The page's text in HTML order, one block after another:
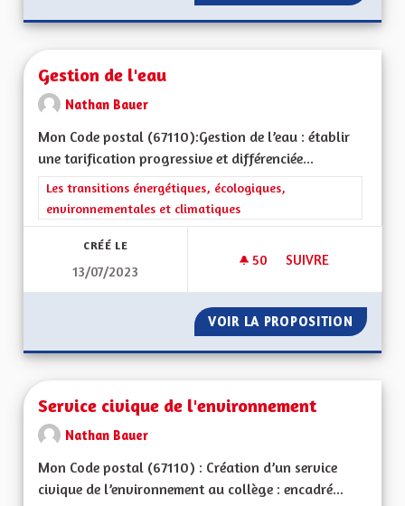
Gestion de l'eau
Nathan Bauer
Mon Code postal (67110):Gestion de l’eau : établir
une tarification progressive et différenciée...
Filtrer les résultats de la catégorie : Les transitions
Les transitions énergétiques, écologiques,
environnementales et climatiques
CRÉÉ LE
13/07/2023
50 50 ABONNÉS
SUIVRE
VOIR LA PROPOSITION
Service civique de l'environnement
Nathan Bauer
Mon Code postal (67110) : Création d’un service
civique de l’environnement au collège : encadré...